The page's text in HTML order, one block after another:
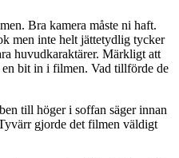
Bra kamera måste ni haft.
men inte helt jättetydlig tycker
huvudkaraktärer. Märkligt att
en bit in i filmen. Vad tillförde de
till höger i soffan säger innan
gjorde det filmen väldigt